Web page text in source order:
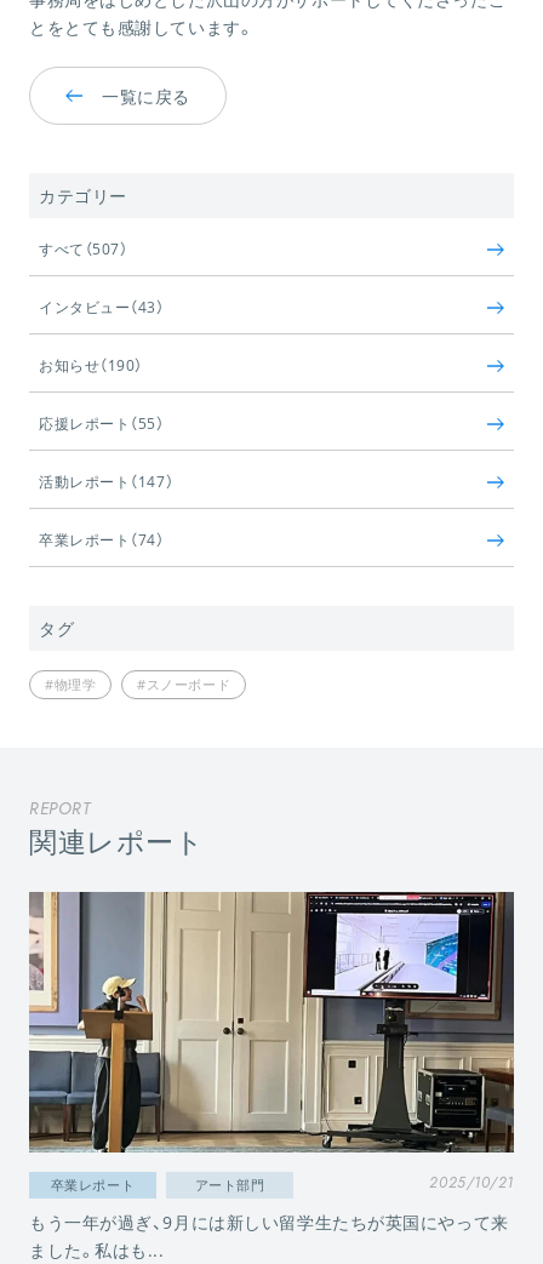
とをとても感謝しています。
一覧に戻る
カテゴリー
すべて（507）
インタビュー（43）
お知らせ（190）
応援レポート（55）
活動レポート（147）
卒業レポート（74）
タグ
#物理学 #スノーボード
REPORT
関連レポート
卒業レポート アート部門 2025/10/21
もう一年が過ぎ、9月には新しい留学生たちが英国にやって来
ました。私はも...